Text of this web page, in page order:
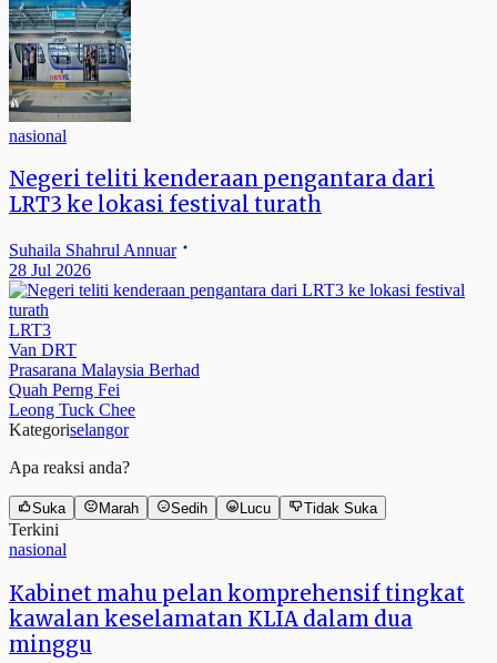
nasional
Negeri teliti kenderaan pengantara dari
LRT3 ke lokasi festival turath
Suhaila Shahrul Annuar
28 Jul 2026
LRT3
Van DRT
Prasarana Malaysia Berhad
Quah Perng Fei
Leong Tuck Chee
Kategoriselangor
Apa reaksi anda?
Suka Marah Sedih Lucu Tidak Suka
Terkini
nasional
Kabinet mahu pelan komprehensif tingkat
kawalan keselamatan KLIA dalam dua
minggu